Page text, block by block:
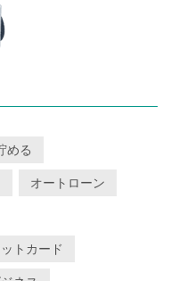
める
オートローン
トカード